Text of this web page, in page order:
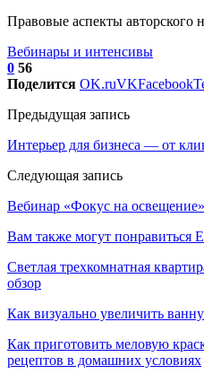
Правовые аспекты авторского
Вебинары и интенсивы
0 56
Поделится OK.ruVKFacebook
Предыдущая запись
Интерьер для бизнеса — от
Следующая запись
Вебинар «Фокус на освещение»
Вам также могут понравиться
Светлая трехкомнатная
обзор
Как визуально увеличить
Как приготовить меловую
рецептов в домашних условиях